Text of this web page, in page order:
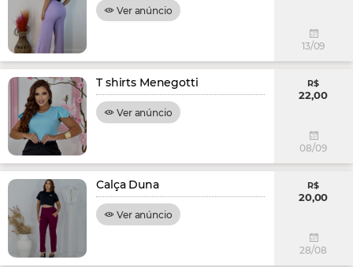
Ver anúncio
13/09
T shirts Menegotti
Ver anúncio
R$
22,00
08/09
Calça Duna
Ver anúncio
R$
20,00
28/08